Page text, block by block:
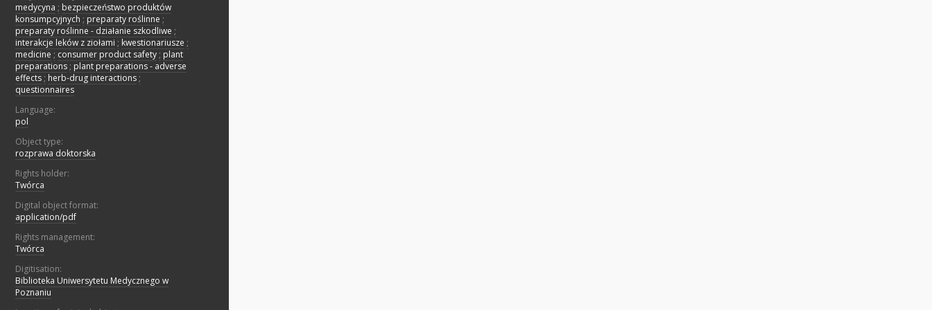
medycyna ; bezpieczeństwo produktów
konsumpcyjnych ; preparaty roślinne ;
preparaty roślinne - działanie szkodliwe ;
interakcje leków z ziołami ; kwestionariusze ;
medicine ; consumer product safety ; plant
preparations ; plant preparations - adverse
effects ; herb-drug interactions ;
questionnaires
Language:
pol
Object type:
rozprawa doktorska
Rights holder:
Twórca
Digital object format:
application/pdf
Rights management:
Twórca
Digitisation:
Biblioteka Uniwersytetu Medycznego w
Poznaniu